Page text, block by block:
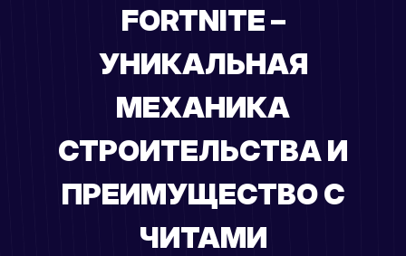
FORTNITE –
УНИКАЛЬНАЯ
МЕХАНИКА
СТРОИТЕЛЬСТВА И
ПРЕИМУЩЕСТВО С
ЧИТАМИ